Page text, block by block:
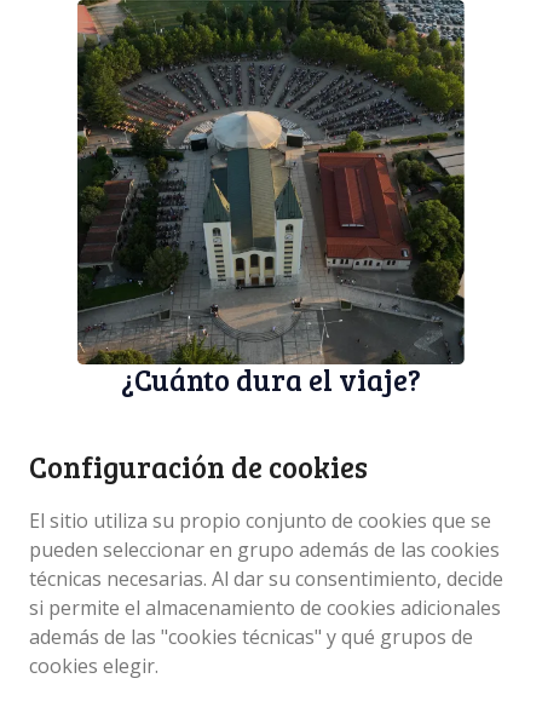
¿Cuánto dura el viaje?
durar siete días. Cada día se prevé un tramo, al final
del cual es posible encontrar alojamiento, comida y
aprovisionarse para proseguir viaje. La longitud
media de los siete tramos es de 25 quilómetros. Tres
tramos se encuentran en el territorio de la República
de Croacia y cuatro en el territorio de Bosnia y
Herzegovina. Se entra en Bosnia y Herzegovina por
un paso fronterizo que se halla a una hora a pie de la
Configuración de cookies
El sitio utiliza su propio conjunto de cookies que se
pueden seleccionar en grupo además de las cookies
técnicas necesarias. Al dar su consentimiento, decide
si permite el almacenamiento de cookies adicionales
además de las "cookies técnicas" y qué grupos de
cookies elegir.